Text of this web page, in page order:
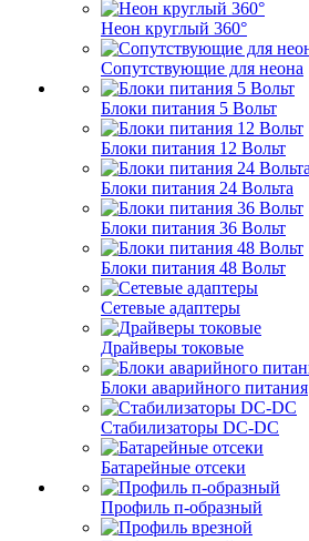
Неон круглый 360°
Сопутствующие для неона
Блоки питания 5 Вольт
Блоки питания 12 Вольт
Блоки питания 24 Вольта
Блоки питания 36 Вольт
Блоки питания 48 Вольт
Сетевые адаптеры
Драйверы токовые
Блоки аварийного питания
Стабилизаторы DC-DC
Батарейные отсеки
Профиль п-образный